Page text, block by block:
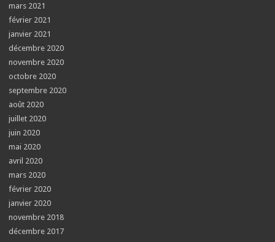
mars 2021
février 2021
janvier 2021
décembre 2020
novembre 2020
octobre 2020
septembre 2020
août 2020
juillet 2020
juin 2020
mai 2020
avril 2020
mars 2020
février 2020
janvier 2020
novembre 2018
décembre 2017